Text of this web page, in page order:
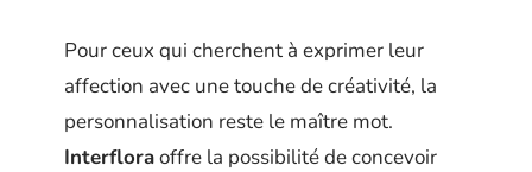
Pour ceux qui cherchent à exprimer leur
affection avec une touche de créativité, la
personnalisation reste le maître mot.
Interfloraoffre la possibilité de concevoir